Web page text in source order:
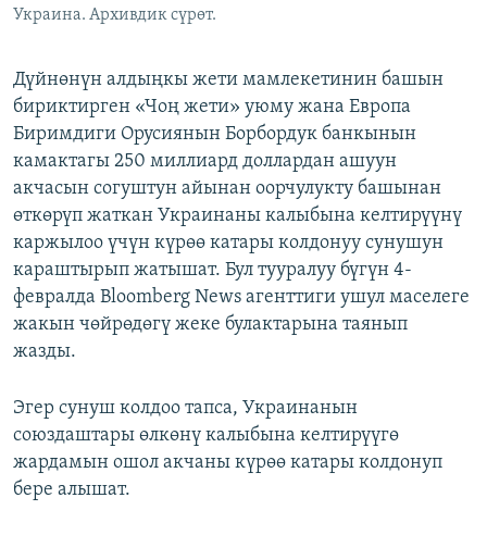
Украина. Архивдик сүрөт.
Дүйнөнүн алдыңкы жети мамлекетинин башын
бириктирген «Чоң жети» уюму жана Европа
Биримдиги Орусиянын Борбордук банкынын
камактагы 250 миллиард доллардан ашуун
акчасын согуштун айынан оорчулукту башынан
өткөрүп жаткан Украинаны калыбына келтирүүнү
каржылоо үчүн күрөө катары колдонуу сунушун
караштырып жатышат. Бул тууралуу бүгүн 4-
февралда Bloomberg News агенттиги ушул маселеге
жакын чөйрөдөгү жеке булактарына таянып
жазды.
Эгер сунуш колдоо тапса, Украинанын
союздаштары өлкөнү калыбына келтирүүгө
жардамын ошол акчаны күрөө катары колдонуп
бере алышат.